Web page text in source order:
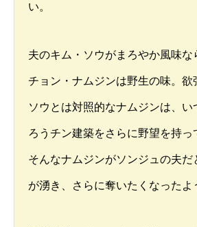
い。
夫のキム・ソウがまろやか風味な
チョン・ナムジンは野生の味。欲
ソウとは対照的なナムジンは、
ろうチン建築をさらに野望を持っ
そんなナムジンがソンジュの夫
が湧き、さらに奪いたくなったよ